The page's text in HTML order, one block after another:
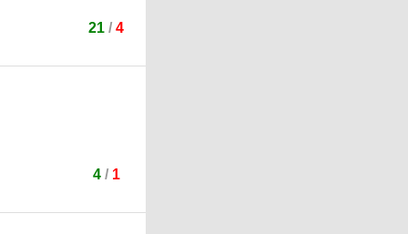
21 / 4
4/ 1